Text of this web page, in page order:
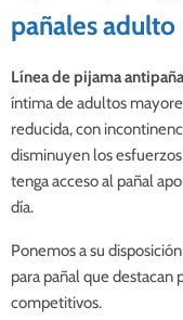
pañales adulto
Línea de pijama
íntima de adultos
reducida, con
disminuyen los
tenga acceso al pañal
día.
Ponemos a su
para pañal quedestacan
competitivos.